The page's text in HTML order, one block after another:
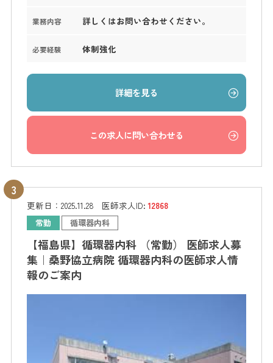
業務内容 詳しくはお問い合わせください。
必要経験 体制強化
詳細を見る
この求人に問い合わせる
更新日： 2025.11.28 医師求人ID:12868
常勤 循環器内科
【福島県】循環器内科 （常勤） 医師求人募
集｜桑野協立病院 循環器内科の医師求人情
報のご案内